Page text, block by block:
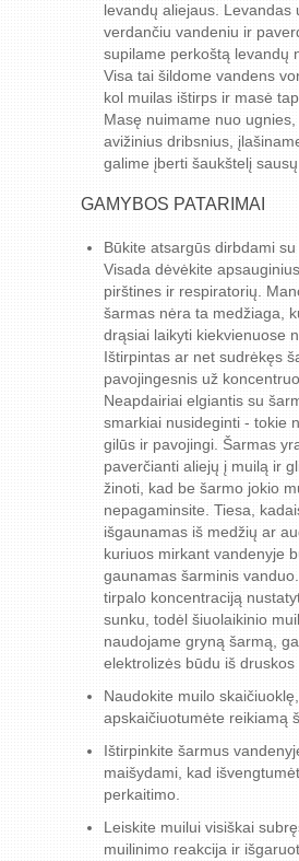
levandų aliejaus. Levandas
verdančiu vandeniu ir
supilame perkoštą levandų
Visa tai šildome vandens
kol muilas ištirps ir masė
Masę nuimame nuo
avižinius dribsnius,
galime įberti šaukštelį
GAMYBOS PATARIMAI
Būkite atsargūs dirbdami su
Visada dėvėkite
pirštines ir respiratorių.
šarmas nėra ta medžiaga,
drąsiai laikyti kiekvienuose
Ištirpintas ar net sudrėkęs
pavojingesnis už
Neapdairiai elgiantis su
smarkiai nusideginti - tokie
gilūs ir pavojingi. Šarmas
paverčianti aliejų į muilą ir
žinoti, kad be šarmo jokio
nepagaminsite. Tiesa,
išgaunamas iš medžių ar
kuriuos mirkant vandenyje
gaunamas šarminis
tirpalo koncentraciją
sunku, todėl šiuolaikinio
naudojame gryną šarmą,
elektrolizės būdu iš druskos
Naudokite muilo
apskaičiuotumėte reikiamą
Ištirpinkite šarmus
maišydami, kad
perkaitimo.
Leiskite muilui visiškai
muilinimo reakcija ir